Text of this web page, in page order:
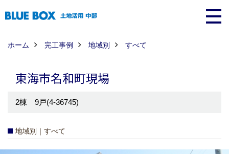
ホーム 完工事例 地域別 すべて
東海市名和町現場
2棟 9戸(4-36745)
地域別｜すべて